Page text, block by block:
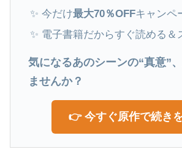
✨ 今だけ最大70％OFFキャンペ
✨ 電子書籍だからすぐ読める＆
気になるあのシーンの“真意”
ませんか？
👉 今すぐ原作で続き